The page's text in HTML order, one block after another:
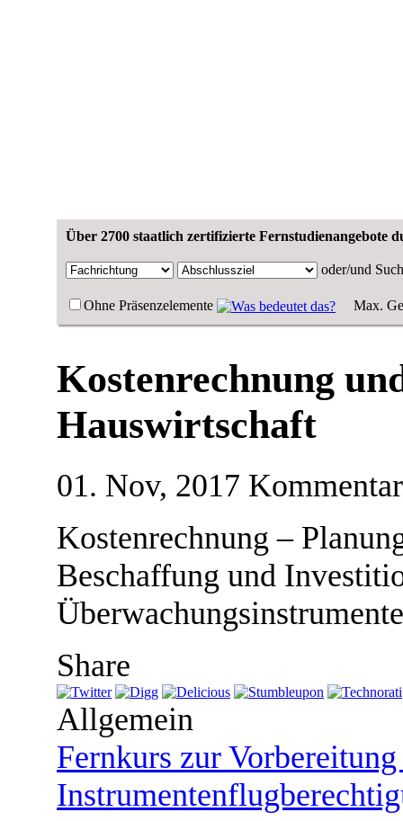
Über 2700 staatlich zertifizierte Fernstudienangebote
oder/und
Ohne Präsenzelemente Max.
Kostenrechnung
Hauswirtschaft
01. Nov, 2017
Kostenrechnung –
Beschaffung und
Überwachungsinstrumente
Share
Allgemein
Fernkurs zur